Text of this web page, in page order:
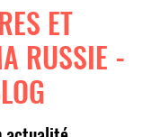
ET
RUSSIE -